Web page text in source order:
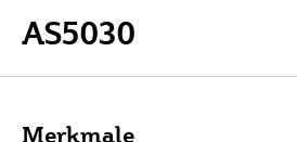
AS5030
Merkmale